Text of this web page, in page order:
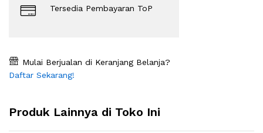
Tersedia Pembayaran ToP
Mulai Berjualan di Keranjang Belanja?
Daftar Sekarang!
Produk Lainnya di Toko Ini